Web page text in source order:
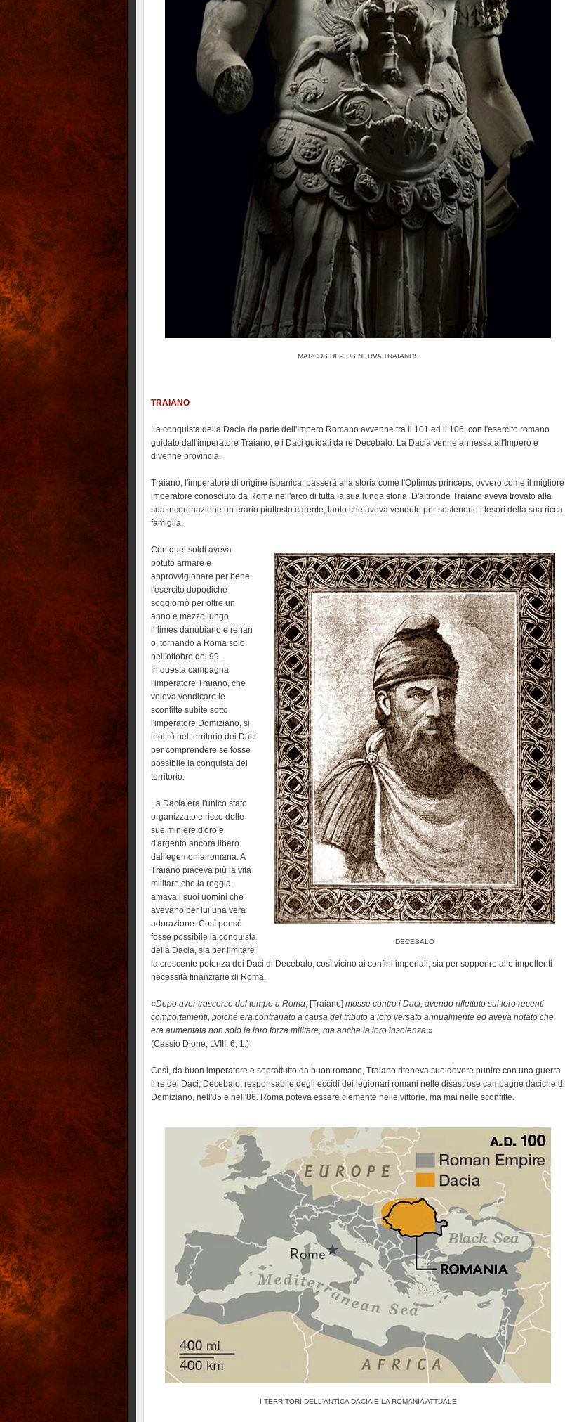
MARCUS ULPIUS NERVA TRAIANUS
TRAIANO
La conquista della Dacia da parte dell'Impero Romano avvenne tra il 101 ed il 106, con l'esercito romano
guidato dall'imperatore Traiano, e i Daci guidati da re Decebalo. La Dacia venne annessa all'Impero e
divenne provincia.
Traiano, l'imperatore di origine ispanica, passerà alla storia come l'Optimus princeps, ovvero come il migliore
imperatore conosciuto da Roma nell'arco di tutta la sua lunga storia. D'altronde Traiano aveva trovato alla
sua incoronazione un erario piuttosto carente, tanto che aveva venduto per sostenerlo i tesori della sua ricca
famiglia.
DECEBALO
Con quei soldi aveva
potuto armare e
approvvigionare per bene
l'esercito dopodiché
soggiornò per oltre un
anno e mezzo lungo
il limes danubiano e renan
o, tornando a Roma solo
nell'ottobre del 99.
In questa campagna
l'imperatore Traiano, che
voleva vendicare le
sconfitte subite sotto
l'imperatore Domiziano, si
inoltrò nel territorio dei Daci
per comprendere se fosse
possibile la conquista del
territorio.
La Dacia era l'unico stato
organizzato e ricco delle
sue miniere d'oro e
d'argento ancora libero
dall'egemonia romana. A
Traiano piaceva più la vita
militare che la reggia,
amava i suoi uomini che
avevano per lui una vera
adorazione. Così pensò
fosse possibile la conquista
della Dacia, sia per limitare
la crescente potenza dei Daci di Decebalo, così vicino ai confini imperiali, sia per sopperire alle impellenti
necessità finanziarie di Roma.
«Dopo aver trascorso del tempo a Roma, [Traiano] mosse contro i Daci, avendo riflettuto sui loro recenti
comportamenti, poiché era contrariato a causa del tributo a loro versato annualmente ed aveva notato che
era aumentata non solo la loro forza militare, ma anche la loro insolenza.»
(Cassio Dione, LVIII, 6, 1.)
Così, da buon imperatore e soprattutto da buon romano, Traiano riteneva suo dovere punire con una guerra
il re dei Daci, Decebalo, responsabile degli eccidi dei legionari romani nelle disastrose campagne daciche di
Domiziano, nell'85 e nell'86. Roma poteva essere clemente nelle vittorie, ma mai nelle sconfitte.
I TERRITORI DELL'ANTICA DACIA E LA ROMANIA ATTUALE